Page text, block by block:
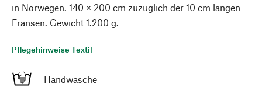
in Norwegen. 140 × 200 cm zuzüglich der 10 cm langen
Fransen. Gewicht 1.200 g.
Pflegehinweise Textil
Handwäsche